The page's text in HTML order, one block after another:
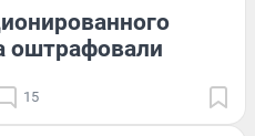
оштрафовали
15